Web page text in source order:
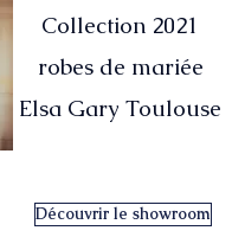
Collection 2021
robes de mariée
Elsa Gary Toulouse
Découvrir le showroom